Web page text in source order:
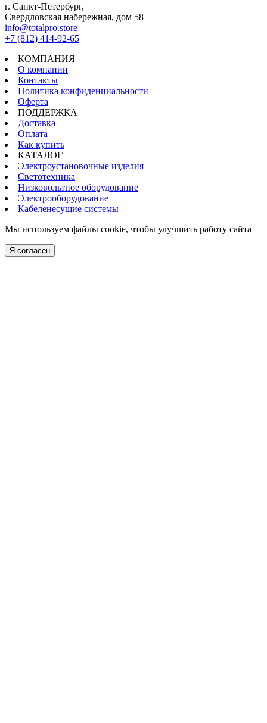
г. Санкт-Петербург,
Свердловская набережная, дом 58
info@totalpro.store
+7 (812) 414-92-65
КОМПАНИЯ
О компании
Контакты
Политика конфиденциальности
Оферта
ПОДДЕРЖКА
Доставка
Оплата
Как купить
КАТАЛОГ
Электроустановочные изделия
Светотехника
Низковольтное оборудование
Электрооборудование
Кабеленесущие системы
Мы используем файлы cookie, чтобы улучшить работу сайта
Я согласен